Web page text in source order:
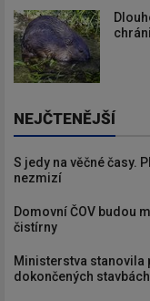
NEJČTENĚJŠÍ
S jedy na věčné časy.
nezmizí
Domovní ČOV budou
čistírny
Ministerstva stanovila
dokončených stavbách